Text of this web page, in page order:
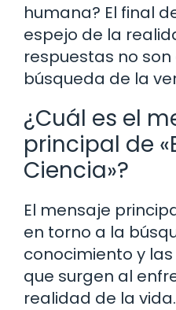
humana? El final
espejo de la
respuestas no
búsqueda de la
¿Cuál es el
principal de
Ciencia»?
El mensaje
en torno a la
conocimiento y
que surgen al
realidad de la vida.